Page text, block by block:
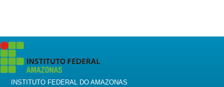
INSTITUTO FEDERAL DO AMAZONAS